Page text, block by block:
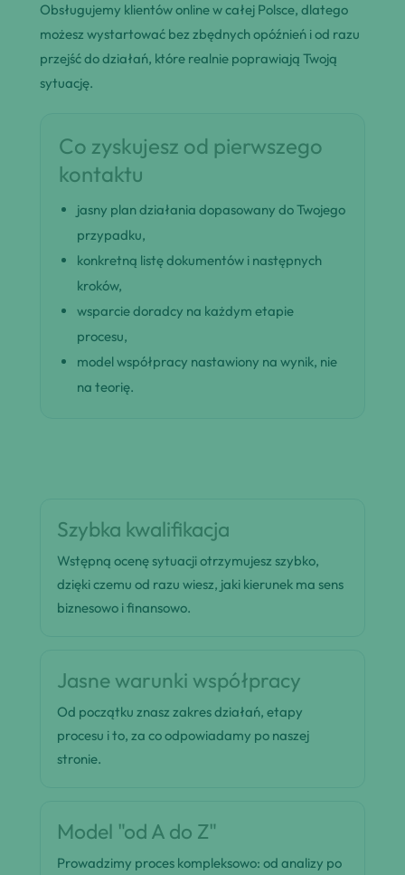
Obsługujemy klientów online w całej Polsce, dlatego
możesz wystartować bez zbędnych opóźnień i od razu
przejść do działań, które realnie poprawiają Twoją
sytuację.
Co zyskujesz od pierwszego
kontaktu
jasny plan działania dopasowany do Twojego
przypadku,
konkretną listę dokumentów i następnych
kroków,
wsparcie doradcy na każdym etapie
procesu,
model współpracy nastawiony na wynik, nie
na teorię.
Szybka kwalifikacja
Wstępną ocenę sytuacji otrzymujesz szybko,
dzięki czemu od razu wiesz, jaki kierunek ma sens
biznesowo i finansowo.
Jasne warunki współpracy
Od początku znasz zakres działań, etapy
procesu i to, za co odpowiadamy po naszej
stronie.
Model "od A do Z"
Prowadzimy proces kompleksowo: od analizy po